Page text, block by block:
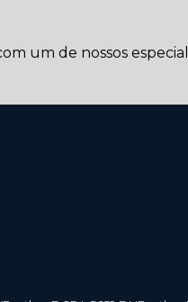
um de nossos